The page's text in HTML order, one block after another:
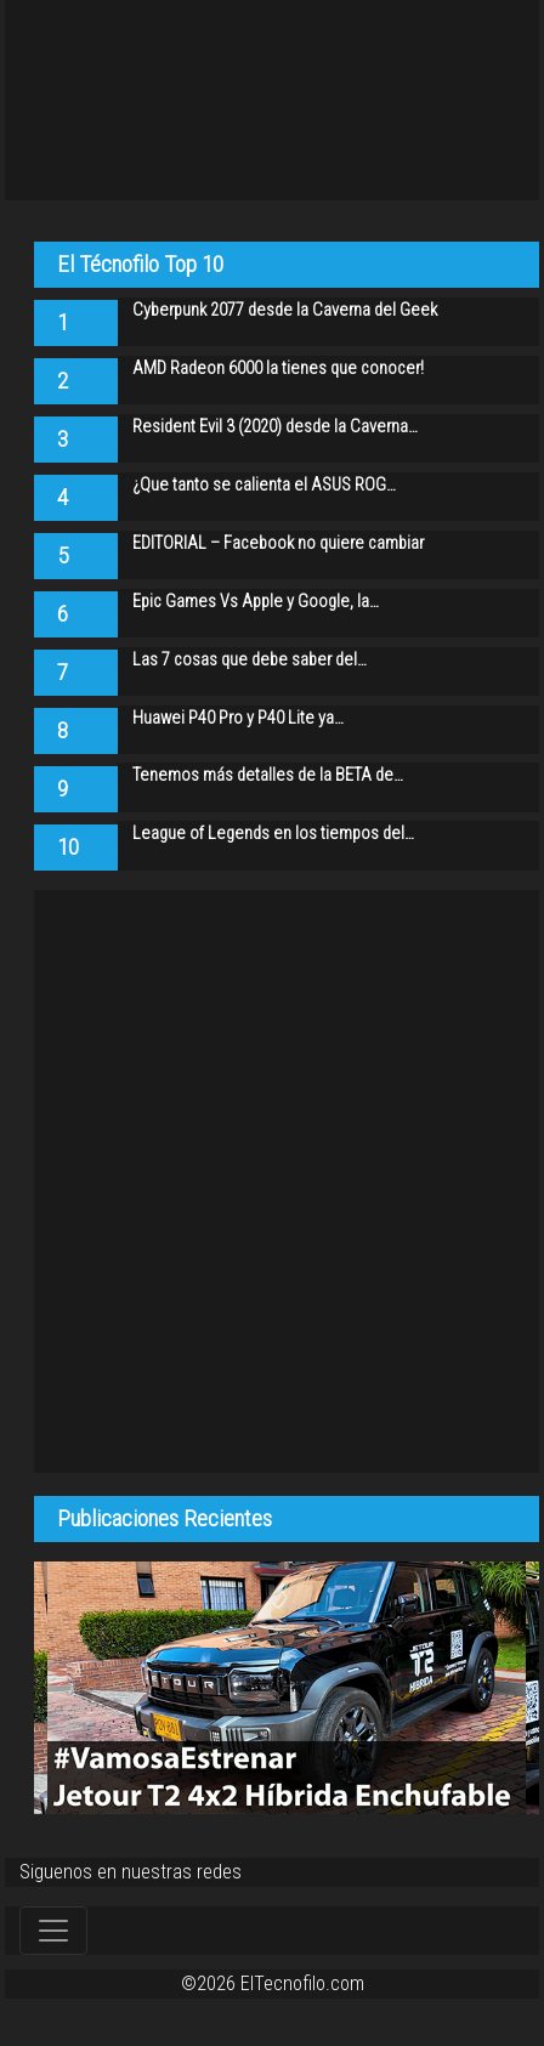
El Técnofilo Top 10
1 Cyberpunk 2077 desde la Caverna del Geek
2 AMD Radeon 6000 la tienes que conocer!
3 Resident Evil 3 (2020) desde la Caverna…
4 ¿Que tanto se calienta el ASUS ROG…
5 EDITORIAL – Facebook no quiere cambiar
6 Epic Games Vs Apple y Google, la…
7 Las 7 cosas que debe saber del…
8 Huawei P40 Pro y P40 Lite ya…
9 Tenemos más detalles de la BETA de…
10 League of Legends en los tiempos del…
Publicaciones Recientes
Siguenos en nuestras redes
©2026 ElTecnofilo.com